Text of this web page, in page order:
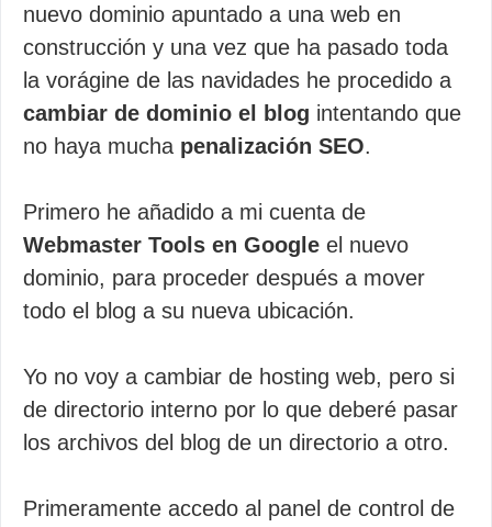
nuevo dominio apuntado a una web en
construcción y una vez que ha pasado toda
la vorágine de las navidades he procedido a
cambiar de dominio el blog intentando que
no haya mucha penalización SEO.
Primero he añadido a mi cuenta de
Webmaster Tools en Google el nuevo
dominio, para proceder después a mover
todo el blog a su nueva ubicación.
Yo no voy a cambiar de hosting web, pero si
de directorio interno por lo que deberé pasar
los archivos del blog de un directorio a otro.
Primeramente accedo al panel de control de